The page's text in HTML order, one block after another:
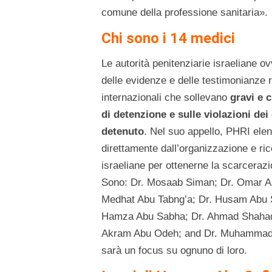
comune della professione sanitaria».
Chi sono i 14 medici
Le autorità penitenziarie israeliane
delle evidenze e delle testimonianze​
internazionali che sollevano gravi e
di detenzione e sulle violazioni
detenuto. Nel suo appello, PHRI
direttamente dall’organizzazione e
israeliane per ottenerne la
Sono: Dr. Mosaab Siman; Dr. Omar
Medhat Abu Tabng’a; Dr.​ Husam
Hamza Abu Sabha; Dr. Ahmad
Akram Abu Odeh; and Dr.
sarà un focus su ognuno di loro.